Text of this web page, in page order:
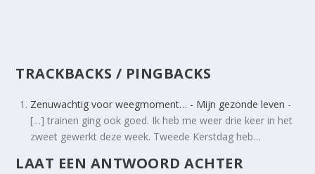
TRACKBACKS / PINGBACKS
Zenuwachtig voor weegmoment… - Mijn gezonde leven -
[…] trainen ging ook goed. Ik heb me weer drie keer in het
zweet gewerkt deze week. Tweede Kerstdag heb…
LAAT EEN ANTWOORD ACHTER